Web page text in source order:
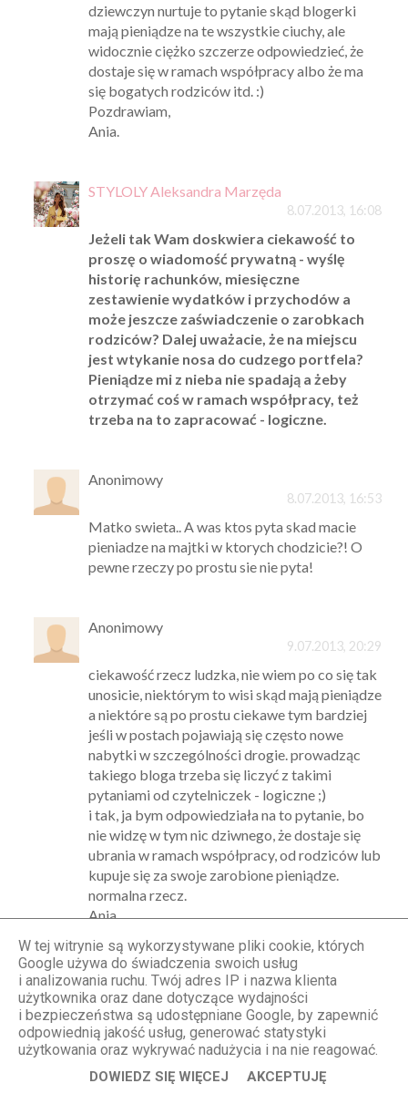
dziewczyn nurtuje to pytanie skąd blogerki
mają pieniądze na te wszystkie ciuchy, ale
widocznie ciężko szczerze odpowiedzieć, że
dostaje się w ramach współpracy albo że ma
się bogatych rodziców itd. :)
Pozdrawiam,
Ania.
STYLOLY Aleksandra Marzęda
8.07.2013, 16:08
Jeżeli tak Wam doskwiera ciekawość to
proszę o wiadomość prywatną - wyślę
historię rachunków, miesięczne
zestawienie wydatków i przychodów a
może jeszcze zaświadczenie o zarobkach
rodziców? Dalej uważacie, że na miejscu
jest wtykanie nosa do cudzego portfela?
Pieniądze mi z nieba nie spadają a żeby
otrzymać coś w ramach współpracy, też
trzeba na to zapracować - logiczne.
Anonimowy
8.07.2013, 16:53
Matko swieta.. A was ktos pyta skad macie
pieniadze na majtki w ktorych chodzicie?! O
pewne rzeczy po prostu sie nie pyta!
Anonimowy
9.07.2013, 20:29
ciekawość rzecz ludzka, nie wiem po co się tak
unosicie, niektórym to wisi skąd mają pieniądze
a niektóre są po prostu ciekawe tym bardziej
jeśli w postach pojawiają się często nowe
nabytki w szczególności drogie. prowadząc
takiego bloga trzeba się liczyć z takimi
pytaniami od czytelniczek - logiczne ;)
i tak, ja bym odpowiedziała na to pytanie, bo
nie widzę w tym nic dziwnego, że dostaje się
ubrania w ramach współpracy, od rodziców lub
kupuje się za swoje zarobione pieniądze.
normalna rzecz.
Ania.
Odpowiedz
Anonimowy
7.07.2013, 20:21
Róż, błękit, black&white czyli jedyne na co cię
W tej witrynie są wykorzystywane pliki cookie, których
Google używa do świadczenia swoich usług
i analizowania ruchu. Twój adres IP i nazwa klienta
użytkownika oraz dane dotyczące wydajności
i bezpieczeństwa są udostępniane Google, by zapewnić
odpowiednią jakość usług, generować statystyki
użytkowania oraz wykrywać nadużycia i na nie reagować.
DOWIEDZ SIĘ WIĘCEJ AKCEPTUJĘ